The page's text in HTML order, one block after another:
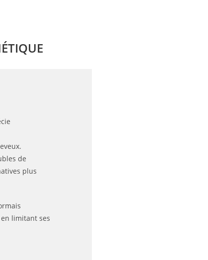
de
plus
limitant ses